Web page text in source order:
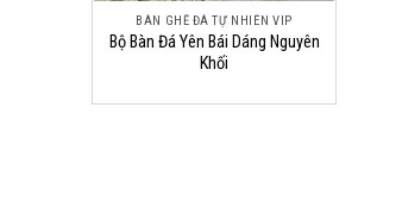
BÀN GHẾ ĐÁ TỰ NHIÊN VIP
Bộ Bàn Đá Yên Bái Dáng Nguyên
Khối